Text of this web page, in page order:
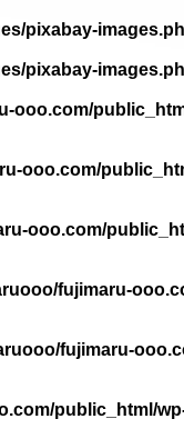
pixabay-
pixabay-
ooo.com/
ooo.com/
ooo.com/
fujimaru-
fujimaru-
public_html/